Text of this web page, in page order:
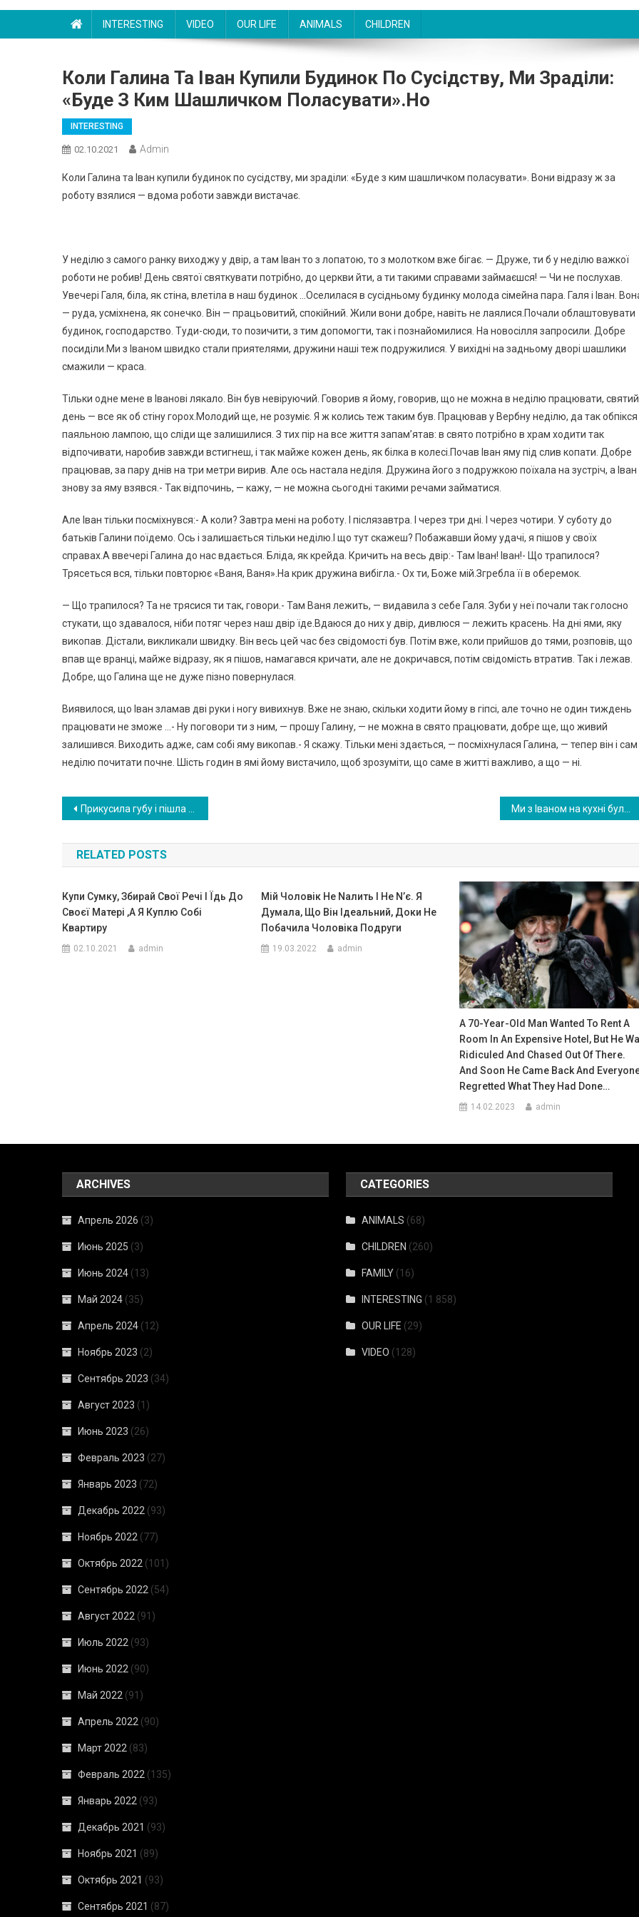
INTERESTING VIDEO OUR LIFE ANIMALS CHILDREN
Коли Галина Та Іван Купили Будинок По Сусідству, Ми Зраділи:
«Буде З Ким Шашличком Поласувати».Но
INTERESTING
02.10.2021 Admin
Коли Галина та Іван купили будинок по сусідству, ми зраділи: «Буде з ким шашличком поласувати». Вони відразу ж за
роботу взялися — вдома роботи завжди вистачає.
У неділю з самого ранку виходжу у двір, а там Іван то з лопатою, то з молотком вже бігає. — Друже, ти б у неділю важкої
роботи не робив! День святої святкувати потрібно, до церкви йти, а ти такими справами займаєшся! — Чи не послухав.
Увечері Галя, біла, як стіна, влетіла в наш будинок …Оселилася в сусідньому будинку молода сімейна пара. Галя і Іван.
— руда, усміхнена, як сонечко. Він — працьовитий, спокійний. Жили вони добре, навіть не лаялися.Почали облаштовувати
будинок, господарство. Туди-сюди, то позичити, з тим допомогти, так і познайомилися. На новосілля запросили. Добре
посиділи.Ми з Іваном швидко стали приятелями, дружини наші теж подружилися. У вихідні на задньому дворі шашлики
смажили — краса.
Тільки одне мене в Іванові лякало. Він був невіруючий. Говорив я йому, говорив, що не можна в неділю працювати, святий
день — все як об стіну горох.Молодий ще, не розуміє. Я ж колись теж таким був. Працював у Вербну неділю, да так обпікся
паяльною лампою, що сліди ще залишилися. З тих пір на все життя запам’ятав: в свято потрібно в храм ходити так
відпочивати, наробив завжди встигнеш, і так майже кожен день, як білка в колесі.Почав Іван яму під слив копати. Добре
працював, за пару днів на три метри вирив. Але ось настала неділя. Дружина його з подружкою поїхала на зустріч, а Іван
знову за яму взявся.- Так відпочинь, — кажу, — не можна сьогодні такими речами займатися.
Але Іван тільки посміхнувся:- А коли? Завтра мені на роботу. І післязавтра. І через три дні. І через чотири. У суботу до
батьків Галини поїдемо. Ось і залишається тільки неділю.І що тут скажеш? Побажавши йому удачі, я пішов у своїх
справах.А ввечері Галина до нас вдається. Бліда, як крейда. Кричить на весь двір:- Там Іван! Іван!- Що трапилося?
Трясеться вся, тільки повторює «Ваня, Ваня».На крик дружина вибігла.- Ох ти, Боже мій.Згребла її в оберемок.
— Що трапилося? Та не трясися ти так, говори.- Там Ваня лежить, — видавила з себе Галя. Зуби у неї почали так голосно
стукати, що здавалося, ніби потяг через наш двір їде.Вдаюся до них у двір, дивлюся — лежить красень. На дні ями, яку
викопав. Дістали, викликали швидку. Він весь цей час без свідомості був. Потім вже, коли прийшов до тями, розповів, що
впав ще вранці, майже відразу, як я пішов, намагався кричати, але не докричався, потім свідомість втратив. Так і лежав.
Добре, що Галина ще не дуже пізно повернулася.
Виявилося, що Іван зламав дві руки і ногу вивихнув. Вже не знаю, скільки ходити йому в гіпсі, але точно не один тиждень
працювати не зможе …- Ну поговори ти з ним, — прошу Галину, — не можна в свято працювати, добре ще, що живий
залишився. Виходить адже, сам собі яму викопав.- Я скажу. Тільки мені здається, — посміхнулася Галина, — тепер він і сам
неділю почитати почне. Шість годин в ямі йому вистачило, щоб зрозуміти, що саме в житті важливо, а що — ні.
Навигация
по
записям
Прикусила губу і пішла до чоловіка. Села в машину і не подала виду. Протягом дня зміст записки не виходило з голови. Але я вирішила мовчати.
RELATED POSTS
Купи Сумку, Збирай Свої Речі І Їдь До
Своєї Матері ,а Я Куплю Собі
Квартиру
02.10.2021 admin
Мій Чоловік Не Nалить І Не N’є. Я
Думала, Що Він Ідеальний, Доки Не
Побачила Чоловіка Подруги
19.03.2022 admin
A 70-Year-Old Man Wanted To Rent A
Room In An Expensive Hotel, But He
Ridiculed And Chased Out Of There.
And Soon He Came Back And
Regretted What They Had Done…
14.02.2023 admin
ARCHIVES
Апрель 2026 (3)
Июнь 2025 (3)
Июнь 2024 (13)
Май 2024 (35)
Апрель 2024 (12)
Ноябрь 2023 (2)
Сентябрь 2023 (34)
Август 2023 (1)
Июнь 2023 (26)
Февраль 2023 (27)
Январь 2023 (72)
Декабрь 2022 (93)
Ноябрь 2022 (77)
Октябрь 2022 (101)
Сентябрь 2022 (54)
Август 2022 (91)
Июль 2022 (93)
Июнь 2022 (90)
Май 2022 (91)
Апрель 2022 (90)
Март 2022 (83)
Февраль 2022 (135)
Январь 2022 (93)
Декабрь 2021 (93)
Ноябрь 2021 (89)
Октябрь 2021 (93)
Сентябрь 2021 (87)
CATEGORIES
ANIMALS (68)
CHILDREN (260)
FAMILY (16)
INTERESTING (1 858)
OUR LIFE (29)
VIDEO (128)